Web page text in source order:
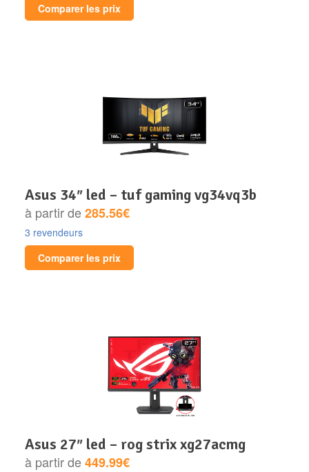
Comparer les prix
asus 34″ led – tuf gaming vg34vq3b
à partir de285.56€
3 revendeurs
Comparer les prix
asus 27″ led – rog strix xg27acmg
à partir de449.99€